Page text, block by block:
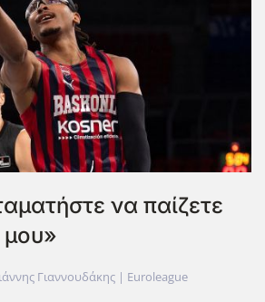
να παίζετε
μου»
Γιαννουδάκης | Euroleague